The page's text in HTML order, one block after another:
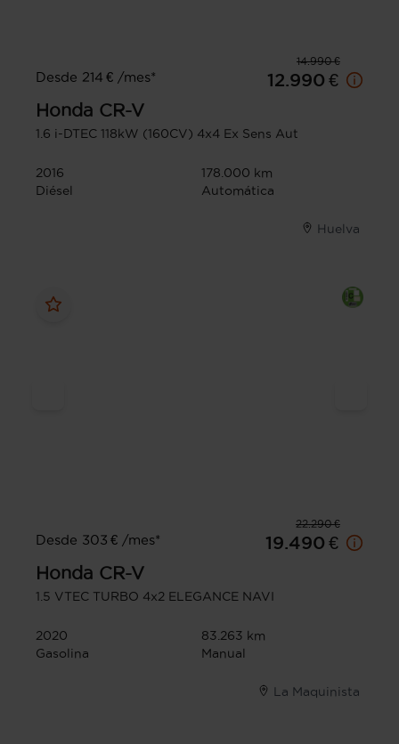
14.990 €
Desde 214 € /mes*
12.990 €
Honda CR-V
1.6 i-DTEC 118kW (160CV) 4x4 Ex Sens Aut
2016
178.000 km
Diésel
Automática
Huelva
22.290 €
Desde 303 € /mes*
19.490 €
Honda CR-V
1.5 VTEC TURBO 4x2 ELEGANCE NAVI
2020
83.263 km
Gasolina
Manual
La Maquinista